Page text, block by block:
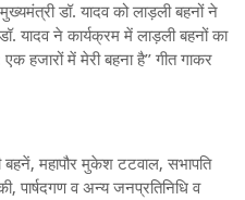
डॉ. यादव को लाड़ली बहनों ने
यादव ने कार्यक्रम में लाड़ली बहनों का
हजारों में मेरी बहना है’’ गीत गाकर
बहनें, महापौर मुकेश टटवाल, सभापति
पार्षदगण व अन्य जनप्रतिनिधि व